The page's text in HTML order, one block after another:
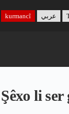
kurmancî عربي
li ser